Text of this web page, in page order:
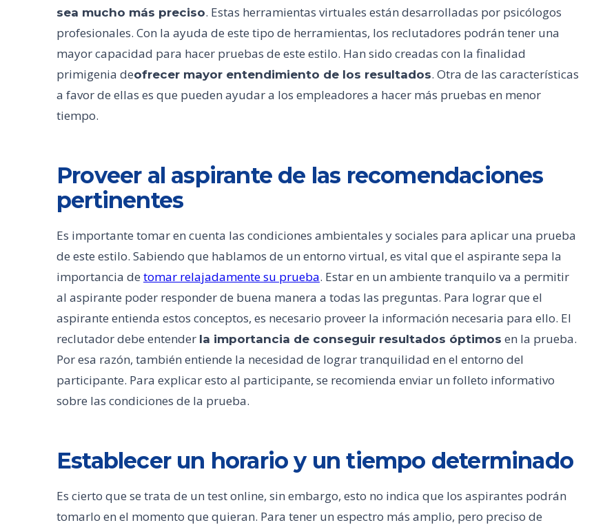
sea mucho más preciso. Estas herramientas virtuales están desarrolladas por psicólogos
profesionales. Con la ayuda de este tipo de herramientas, los reclutadores podrán tener una
mayor capacidad para hacer pruebas de este estilo. Han sido creadas con la finalidad
primigenia deofrecer mayor entendimiento de los resultados. Otra de las características
a favor de ellas es que pueden ayudar a los empleadores a hacer más pruebas en menor
tiempo.
Proveer al aspirante de las recomendaciones
pertinentes
Es importante tomar en cuenta las condiciones ambientales y sociales para aplicar una prueba
de este estilo. Sabiendo que hablamos de un entorno virtual, es vital que el aspirante sepa la
importancia de tomar relajadamente su prueba. Estar en un ambiente tranquilo va a permitir
al aspirante poder responder de buena manera a todas las preguntas. Para lograr que el
aspirante entienda estos conceptos, es necesario proveer la información necesaria para ello. El
reclutador debe entender la importancia de conseguir resultados óptimos en la prueba.
Por esa razón, también entiende la necesidad de lograr tranquilidad en el entorno del
participante. Para explicar esto al participante, se recomienda enviar un folleto informativo
sobre las condiciones de la prueba.
Establecer un horario y un tiempo determinado
Es cierto que se trata de un test online, sin embargo, esto no indica que los aspirantes podrán
tomarlo en el momento que quieran. Para tener un espectro más amplio, pero preciso de